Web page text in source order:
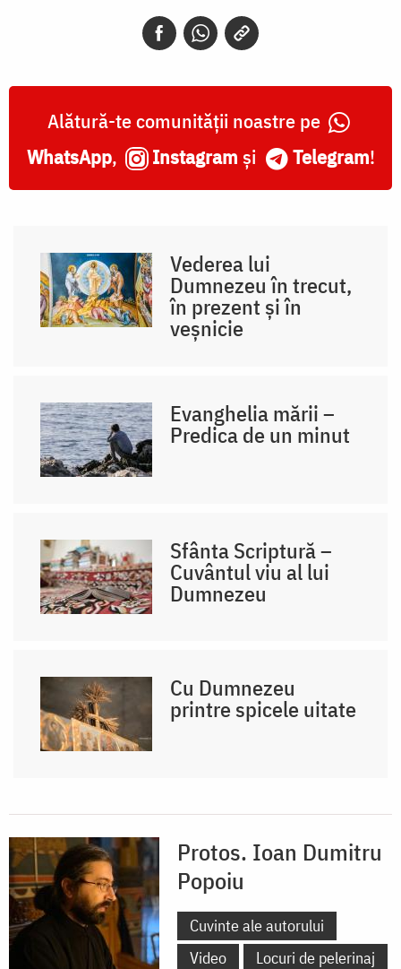
Alătură-te comunității noastre pe
WhatsApp, Instagram și Telegram!
Vederea lui
Dumnezeu în trecut,
în prezent și în
veșnicie
Evanghelia mării –
Predica de un minut
Sfânta Scriptură –
Cuvântul viu al lui
Dumnezeu
Cu Dumnezeu
printre spicele uitate
Protos. Ioan Dumitru
Popoiu
Cuvinte ale autorului
Video
Locuri de pelerinaj